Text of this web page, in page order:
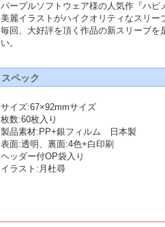
パープルソフトウェア様の人気作『ハピ
美麗イラストがハイクオリティなスリー
毎回、大好評を頂く作品の新スリーブを
い。
スペック
サイズ:67×92mmサイズ
枚数:60枚入り
製品素材:PP+銀フィルム　日本製
表面:透明、裏面:4色+白印刷
ヘッダー付OP袋入り
イラスト:月杜尋